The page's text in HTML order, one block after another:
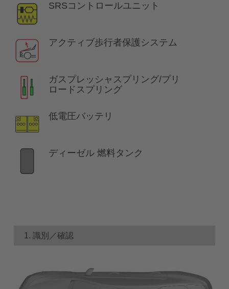
SRSコントロールユニット
アクティブ歩行者保護システム
ガスプレッシャスプリング/プリ
ロードスプリング
低電圧バッテリ
ディーゼル 燃料タンク
1. 識別／確認